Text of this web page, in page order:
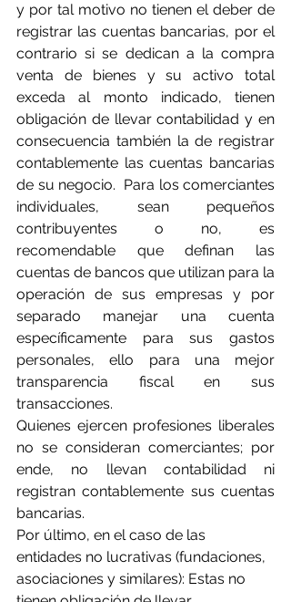
y por tal motivo no tienen el deber de
registrar las cuentas bancarias, por el
contrario si se dedican a la compra
venta de bienes y su activo total
exceda al monto indicado, tienen
obligación de llevar contabilidad y en
consecuencia también la de registrar
contablemente las cuentas bancarias
de su negocio.  Para los comerciantes
individuales, sean pequeños
contribuyentes o no, es
recomendable que definan las
cuentas de bancos que utilizan para la
operación de sus empresas y por
separado manejar una cuenta
específicamente para sus gastos
personales, ello para una mejor
transparencia fiscal en sus
transacciones.
Quienes ejercen profesiones liberales
no se consideran comerciantes; por
ende, no llevan contabilidad ni
registran contablemente sus cuentas
bancarias.
Por último, en el caso de las
entidades no lucrativas (fundaciones,
asociaciones y similares): Estas no